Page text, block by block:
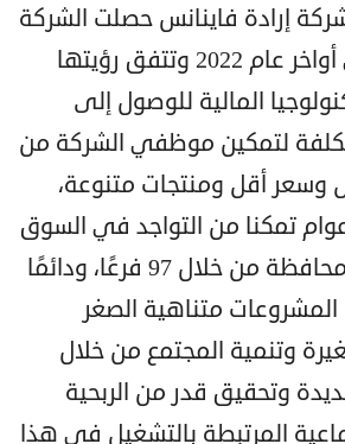
شركة إرادة فاينانس حصلت الشركة
على رخصتها في أواخر عام 2022 وتتفق رؤيتها
المالية للوصول إلى
لتمكين موظفي الشركة من
أقل ومنتجات متنوعة،
تمكنا من التواجد في السوق
المصرية داخل 18 محافظة من خلال 97 فرعًا، ودائمًا
متناهية الصغر
وتنمية المجتمع من خلال
وتحقيق قدر من الربحية
المرتبطة بالتشغيل في هذا